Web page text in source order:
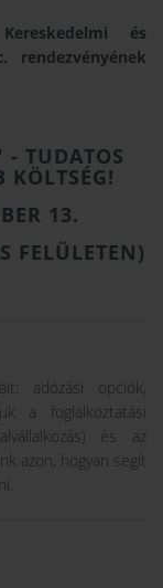
és
rendezvényének
- TUDATOS
KÖLTSÉG!
13.
FELÜLETEN)
adózási opciók,
a foglalkoztatási
és az
azon, hogyan segít